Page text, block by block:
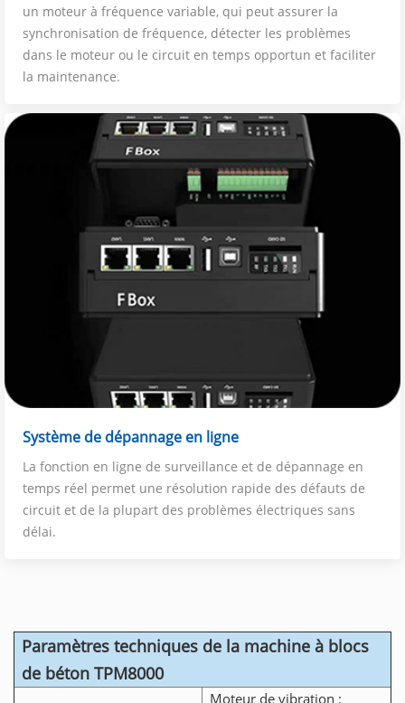
un moteur à fréquence variable, qui peut assurer la
synchronisation de fréquence, détecter les problèmes
dans le moteur ou le circuit en temps opportun et faciliter
la maintenance.
Système de dépannage en ligne
La fonction en ligne de surveillance et de dépannage en
temps réel permet une résolution rapide des défauts de
circuit et de la plupart des problèmes électriques sans
délai.
Paramètres techniques de la machine à blocs
de béton TPM8000
Moteur de vibration :